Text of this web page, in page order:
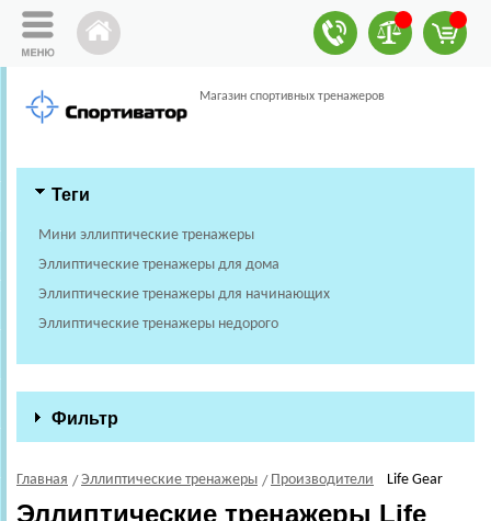
Магазин спортивных тренажеров
Теги
Мини эллиптические тренажеры
Эллиптические тренажеры для дома
Эллиптические тренажеры для начинающих
Эллиптические тренажеры недорого
Фильтр
Главная Эллиптические тренажеры Производители Life Gear
Эллиптические тренажеры Life